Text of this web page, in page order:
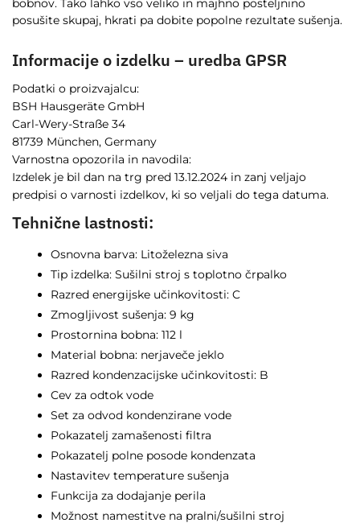
bobnov. Tako lahko vso veliko in majhno posteljnino
posušite skupaj, hkrati pa dobite popolne rezultate sušenja.
Informacije o izdelku – uredba GPSR
Podatki o proizvajalcu:
BSH Hausgeräte GmbH
Carl-Wery-Straße 34
81739 München, Germany
Varnostna opozorila in navodila:
Izdelek je bil dan na trg pred 13.12.2024 in zanj veljajo
predpisi o varnosti izdelkov, ki so veljali do tega datuma.
Tehnične lastnosti:
Osnovna barva: Litoželezna siva
Tip izdelka: Sušilni stroj s toplotno črpalko
Razred energijske učinkovitosti: C
Zmogljivost sušenja: 9 kg
Prostornina bobna: 112 l
Material bobna: nerjaveče jeklo
Razred kondenzacijske učinkovitosti: B
Cev za odtok vode
Set za odvod kondenzirane vode
Pokazatelj zamašenosti filtra
Pokazatelj polne posode kondenzata
Nastavitev temperature sušenja
Funkcija za dodajanje perila
Možnost namestitve na pralni/sušilni stroj